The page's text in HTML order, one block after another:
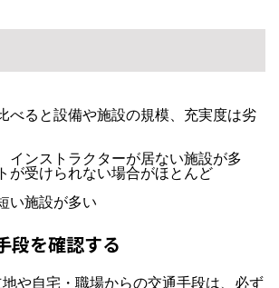
べると設備や施設の規模、充実度は劣
インストラクターが居ない施設が多
が受けられない場合がほとんど
い施設が多い
段を確認する
や自宅・職場からの交通手段は、必ず